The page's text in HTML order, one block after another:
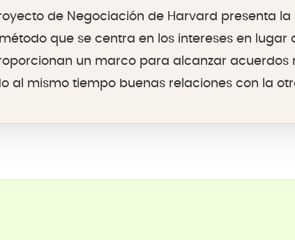
de Negociación de Harvard presenta
que se centra en los intereses en lugar
un marco para alcanzar acuerdos
al mismo tiempo buenas relaciones con la